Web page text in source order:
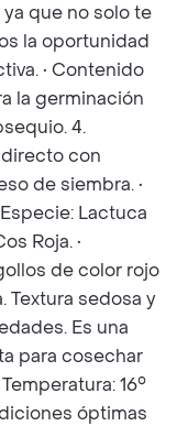
que no solo te
la oportunidad
• Contenido
la germinación
4.
con
de siembra. •
Lactuca
Roja. •
de color rojo
Textura sedosa y
Es una
para cosechar
16°
óptimas